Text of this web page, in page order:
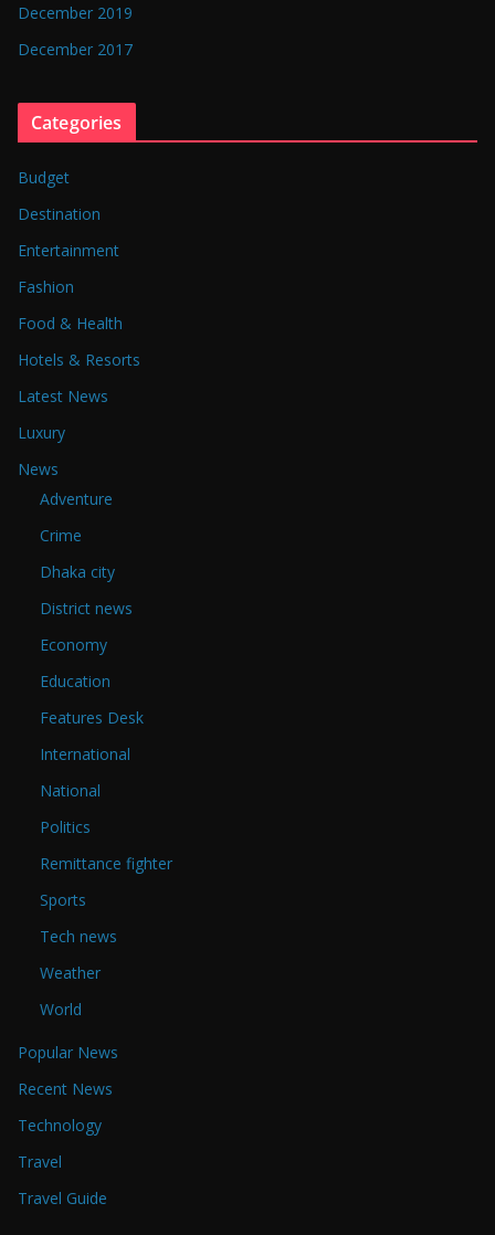
December 2019
December 2017
Categories
Budget
Destination
Entertainment
Fashion
Food & Health
Hotels & Resorts
Latest News
Luxury
News
Adventure
Crime
Dhaka city
District news
Economy
Education
Features Desk
International
National
Politics
Remittance fighter
Sports
Tech news
Weather
World
Popular News
Recent News
Technology
Travel
Travel Guide